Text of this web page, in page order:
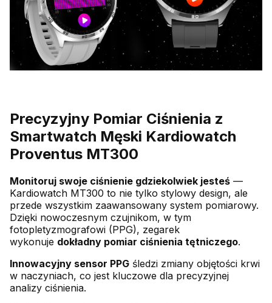
Precyzyjny Pomiar Ciśnienia z
Smartwatch Męski Kardiowatch
Proventus MT300
Monitoruj swoje ciśnienie gdziekolwiek jesteś —
Kardiowatch MT300 to nie tylko stylowy design, ale
przede wszystkim zaawansowany system pomiarowy.
Dzięki nowoczesnym czujnikom, w tym
fotopletyzmografowi (PPG), zegarek
wykonuje dokładny pomiar ciśnienia tętniczego.
Innowacyjny sensor PPG śledzi zmiany objętości krwi
w naczyniach, co jest kluczowe dla precyzyjnej
analizy ciśnienia.